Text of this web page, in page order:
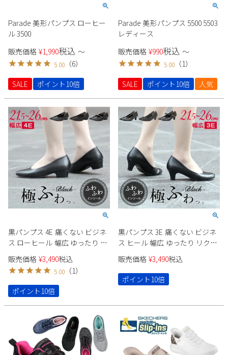
Parade 美形パンプス ローヒー
ル 3500
販売価格 ¥1,990税込 〜
5.00 （6）
SALE
ポイント10倍
Parade 美形パンプス 5500 5503
レディース
販売価格 ¥990税込 〜
5.00 （1）
SALE
ポイント10倍 人気
黒パンプス 4E 痛くない ビジネ
ス ローヒール 幅広 ゆったり リ
クルート フォーマル ストラッ
プ オフィス 仕事 靴 レディース
極ふわっ 19141 19165 Parade
販売価格 ¥3,490税込
5.00 （1）
ポイント10倍
黒パンプス 3E 痛くない ビジネ
ス ヒール 幅広 ゆったり リクル
ート フォーマル ストラップ オ
フィス 仕事 靴 レディース 極ふ
わっ 19143 19164 Parade
販売価格 ¥3,490税込
ポイント10倍